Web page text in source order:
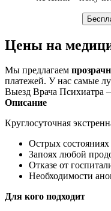
Цены на
Мы предлагаем
платежей. У нас самые
Выезд Врача Психиатра
Описание
Круглосуточная
Острых
Запоях любой
Отказе от
Необходимости
Для кого подходит